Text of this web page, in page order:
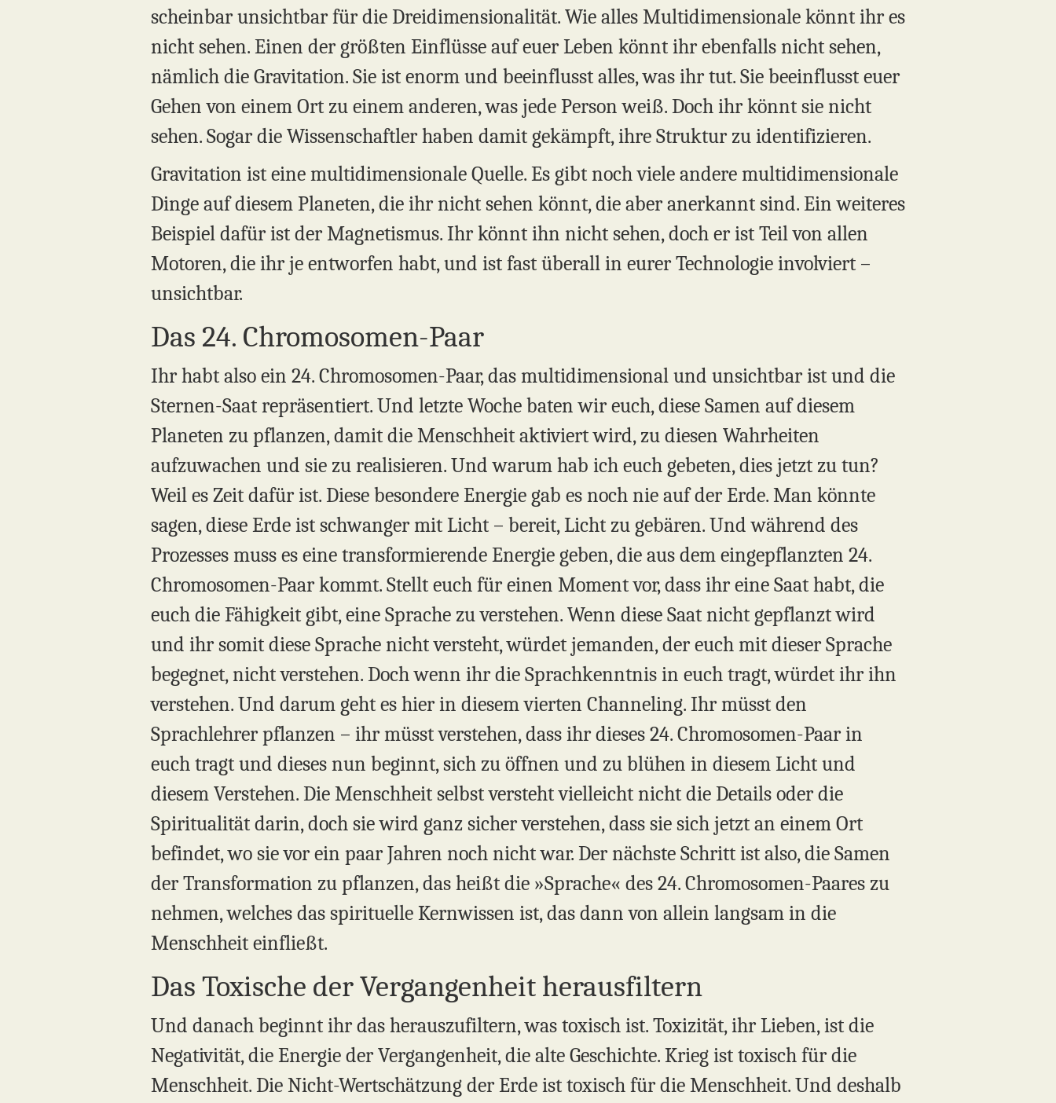
scheinbar unsichtbar für die Dreidimensionalität. Wie alles Multidimensionale könnt ihr es
nicht sehen. Einen der größten Einflüsse auf euer Leben könnt ihr ebenfalls nicht sehen,
nämlich die Gravitation. Sie ist enorm und beeinflusst alles, was ihr tut. Sie beeinflusst euer
Gehen von einem Ort zu einem anderen, was jede Person weiß. Doch ihr könnt sie nicht
sehen. Sogar die Wissenschaftler haben damit gekämpft, ihre Struktur zu identifizieren.
Gravitation ist eine multidimensionale Quelle. Es gibt noch viele andere multidimensionale
Dinge auf diesem Planeten, die ihr nicht sehen könnt, die aber anerkannt sind. Ein weiteres
Beispiel dafür ist der Magnetismus. Ihr könnt ihn nicht sehen, doch er ist Teil von allen
Motoren, die ihr je entworfen habt, und ist fast überall in eurer Technologie involviert –
unsichtbar.
Das 24. Chromosomen-Paar
Ihr habt also ein 24. Chromosomen-Paar, das multidimensional und unsichtbar ist und die
Sternen-Saat repräsentiert. Und letzte Woche baten wir euch, diese Samen auf diesem
Planeten zu pflanzen, damit die Menschheit aktiviert wird, zu diesen Wahrheiten
aufzuwachen und sie zu realisieren. Und warum hab ich euch gebeten, dies jetzt zu tun?
Weil es Zeit dafür ist. Diese besondere Energie gab es noch nie auf der Erde. Man könnte
sagen, diese Erde ist schwanger mit Licht – bereit, Licht zu gebären. Und während des
Prozesses muss es eine transformierende Energie geben, die aus dem eingepflanzten 24.
Chromosomen-Paar kommt. Stellt euch für einen Moment vor, dass ihr eine Saat habt, die
euch die Fähigkeit gibt, eine Sprache zu verstehen. Wenn diese Saat nicht gepflanzt wird
und ihr somit diese Sprache nicht versteht, würdet jemanden, der euch mit dieser Sprache
begegnet, nicht verstehen. Doch wenn ihr die Sprachkenntnis in euch tragt, würdet ihr ihn
verstehen. Und darum geht es hier in diesem vierten Channeling. Ihr müsst den
Sprachlehrer pflanzen – ihr müsst verstehen, dass ihr dieses 24. Chromosomen-Paar in
euch tragt und dieses nun beginnt, sich zu öffnen und zu blühen in diesem Licht und
diesem Verstehen. Die Menschheit selbst versteht vielleicht nicht die Details oder die
Spiritualität darin, doch sie wird ganz sicher verstehen, dass sie sich jetzt an einem Ort
befindet, wo sie vor ein paar Jahren noch nicht war. Der nächste Schritt ist also, die Samen
der Transformation zu pflanzen, das heißt die »Sprache« des 24. Chromosomen-Paares zu
nehmen, welches das spirituelle Kernwissen ist, das dann von allein langsam in die
Menschheit einfließt.
Das Toxische der Vergangenheit herausfiltern
Und danach beginnt ihr das herauszufiltern, was toxisch ist. Toxizität, ihr Lieben, ist die
Negativität, die Energie der Vergangenheit, die alte Geschichte. Krieg ist toxisch für die
Menschheit. Die Nicht-Wertschätzung der Erde ist toxisch für die Menschheit. Und deshalb